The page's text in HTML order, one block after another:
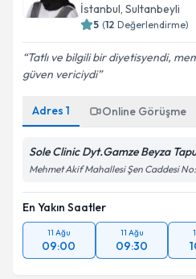
İstanbul, Sultanbeyli
5 (12 Değerlendirme)
Tatlı ve bilgili bir diyetisyendi,
güven vericiydi
Adres 1 Online Görüşme
Sole Clinic Dyt.Gamze Beyza Tapu
Mehmet Akif Mahallesi Şen Caddesi
En Yakın Saatler
11 Ağu
09:00
11 Ağu
09:30